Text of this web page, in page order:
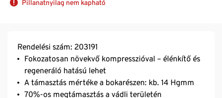
Pillanatnyilag nem kapható
Rendelési szám: 203191
Fokozatosan növekvő kompresszióval – élénkítő és
regeneráló hatású lehet
A támasztás mértéke a bokarészen: kb. 14 Hgmm
70%-os megtámasztás a vádli területén